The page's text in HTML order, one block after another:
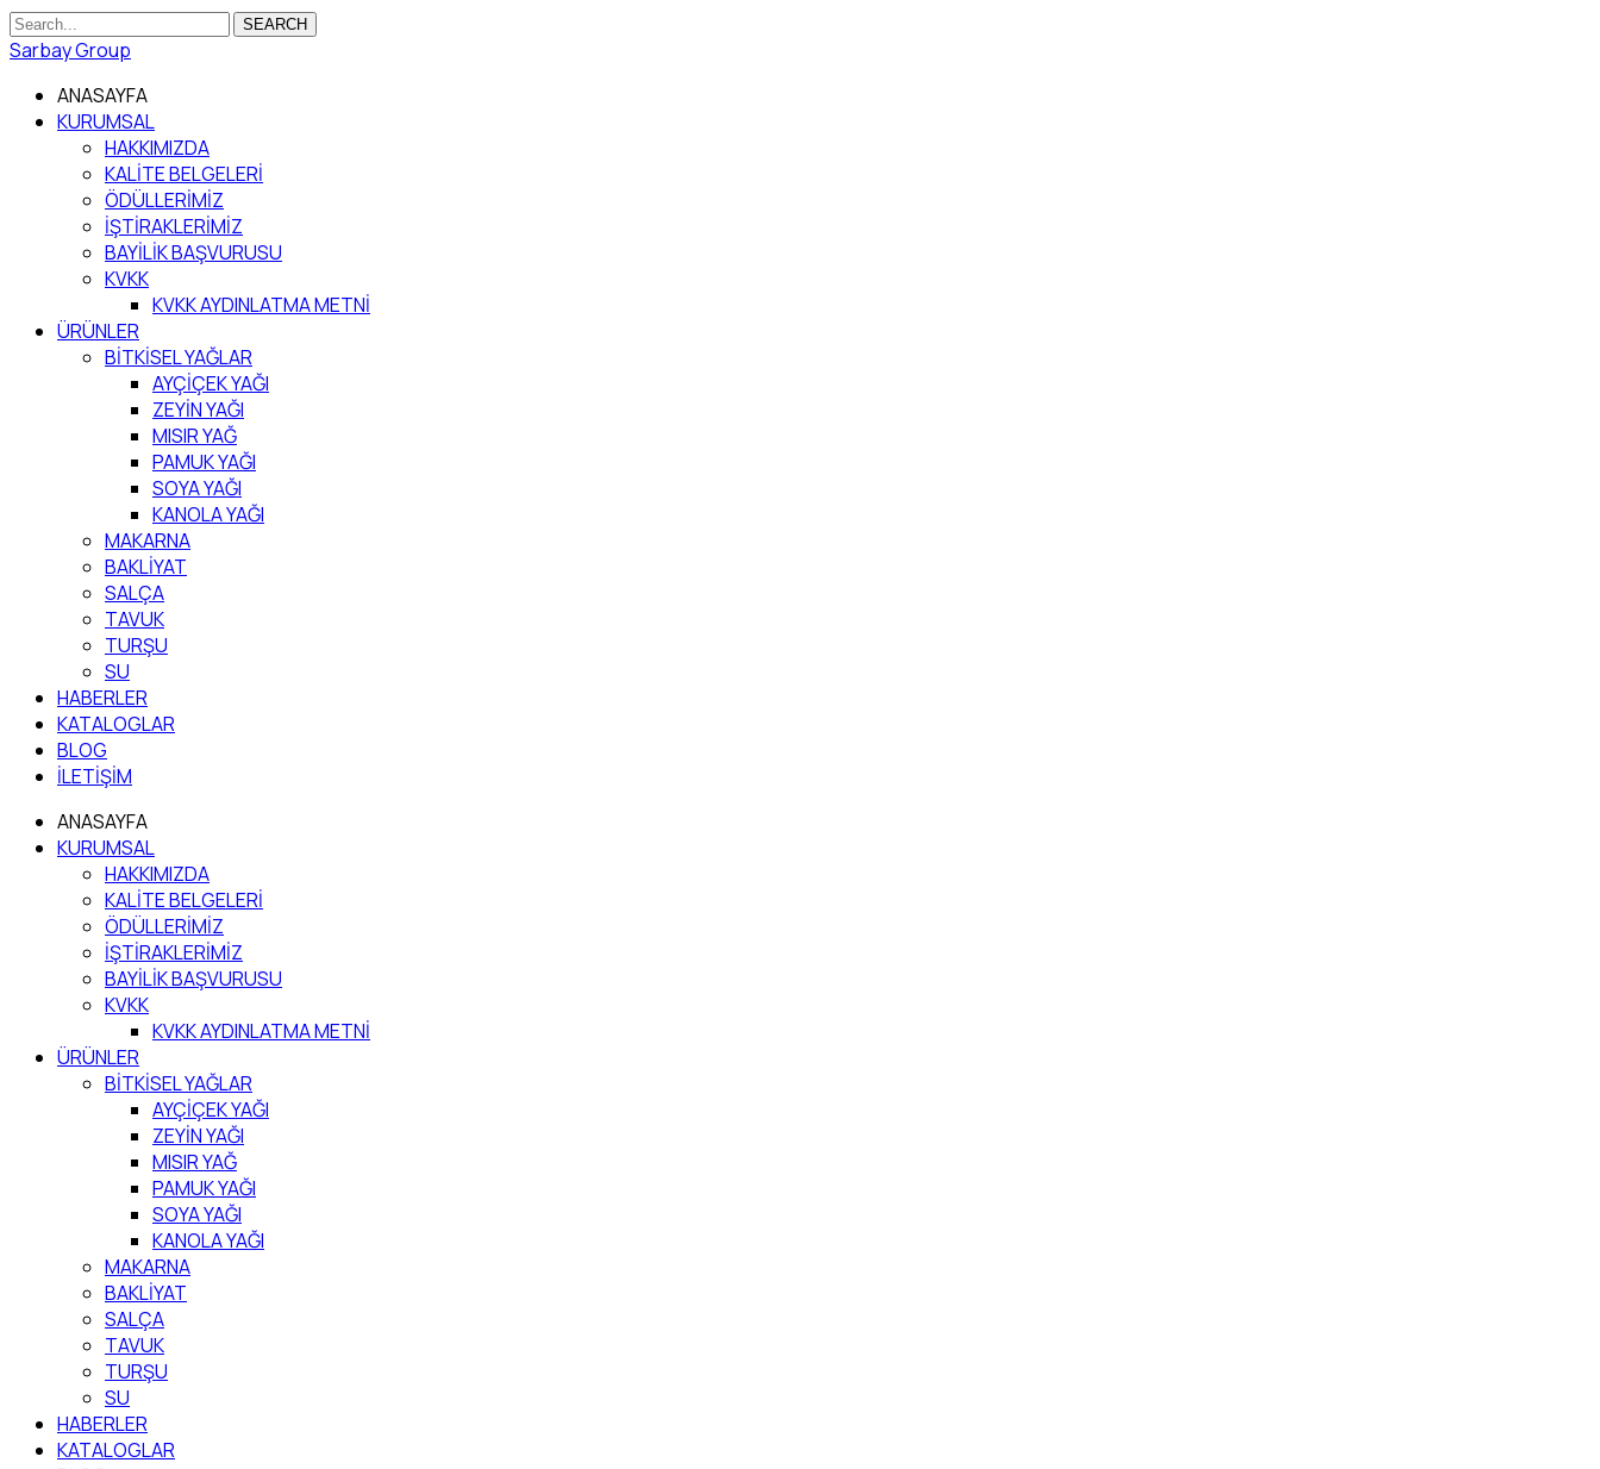
SEARCH
Sarbay Group
ANASAYFA
KURUMSAL
HAKKIMIZDA
KALİTE BELGELERİ
ÖDÜLLERİMİZ
İŞTİRAKLERİMİZ
BAYİLİK BAŞVURUSU
KVKK
KVKK AYDINLATMA METNİ
ÜRÜNLER
BİTKİSEL YAĞLAR
AYÇİÇEK YAĞI
ZEYİN YAĞI
MISIR YAĞ
PAMUK YAĞI
SOYA YAĞI
KANOLA YAĞI
MAKARNA
BAKLİYAT
SALÇA
TAVUK
TURŞU
SU
HABERLER
KATALOGLAR
BLOG
İLETİŞİM
ANASAYFA
KURUMSAL
HAKKIMIZDA
KALİTE BELGELERİ
ÖDÜLLERİMİZ
İŞTİRAKLERİMİZ
BAYİLİK BAŞVURUSU
KVKK
KVKK AYDINLATMA METNİ
ÜRÜNLER
BİTKİSEL YAĞLAR
AYÇİÇEK YAĞI
ZEYİN YAĞI
MISIR YAĞ
PAMUK YAĞI
SOYA YAĞI
KANOLA YAĞI
MAKARNA
BAKLİYAT
SALÇA
TAVUK
TURŞU
SU
HABERLER
KATALOGLAR